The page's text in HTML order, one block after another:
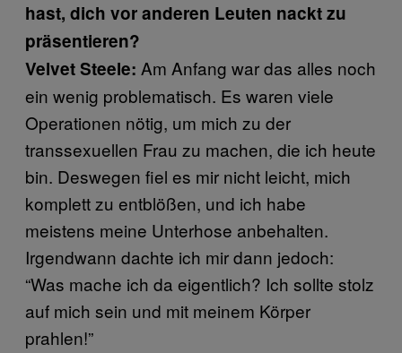
hast, dich vor anderen Leuten nackt zu
präsentieren?
Velvet Steele: Am Anfang war das alles noch
ein wenig problematisch. Es waren viele
Operationen nötig, um mich zu der
transsexuellen Frau zu machen, die ich heute
bin. Deswegen fiel es mir nicht leicht, mich
komplett zu entblößen, und ich habe
meistens meine Unterhose anbehalten.
Irgendwann dachte ich mir dann jedoch:
“Was mache ich da eigentlich? Ich sollte stolz
auf mich sein und mit meinem Körper
prahlen!”